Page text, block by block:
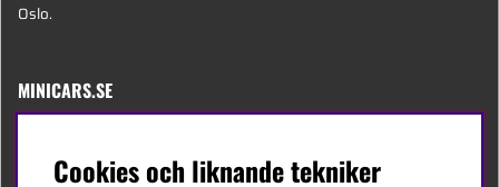
Oslo.
MINICARS.SE
Cookies och liknande tekniker